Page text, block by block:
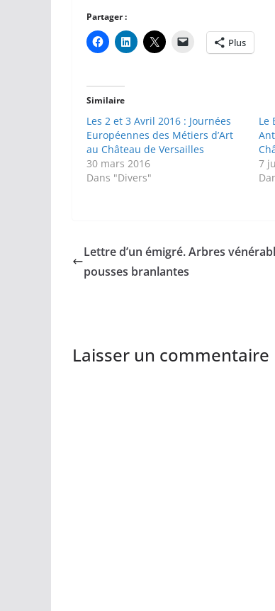
Partager :
Plus
Similaire
Les 2 et 3 Avril 2016 : Journées
Européennes des Métiers d’Art
au Château de Versailles
30 mars 2016
Dans "Divers"
Le
7
Lettre d’un émigré. Arbres
pousses branlantes
Laisser un commentaire